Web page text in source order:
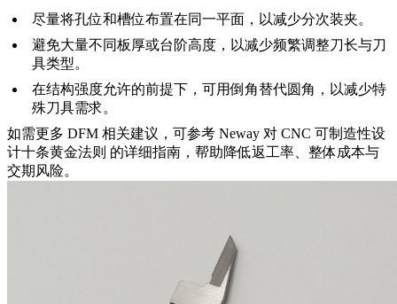
尽量将孔位和槽位布置在同一平面，以减少分次装夹。
避免大量不同板厚或台阶高度，以减少频繁调整刀长与刀
具类型。
在结构强度允许的前提下，可用倒角替代圆角，以减少特
殊刀具需求。
如需更多 DFM 相关建议，可参考 Neway 对 CNC 可制造性设
计十条黄金法则 的详细指南，帮助降低返工率、整体成本与
交期风险。